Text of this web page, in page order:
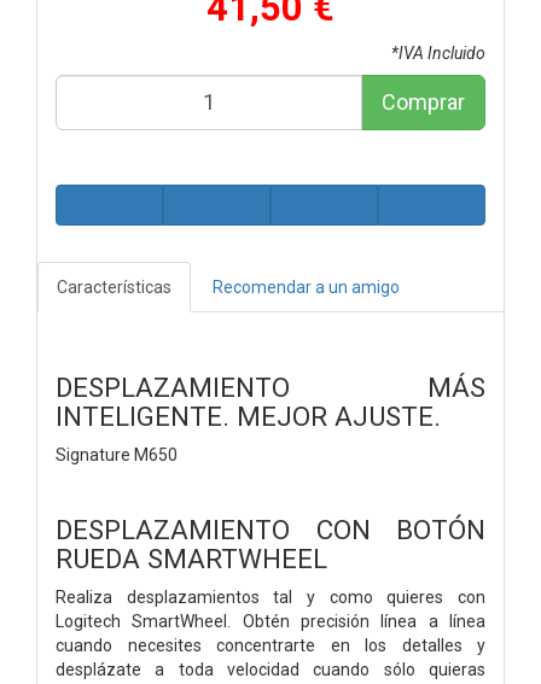
*IVA Incluido
Comprar
Características Recomendar a un amigo
DESPLAZAMIENTO MÁS
INTELIGENTE. MEJOR AJUSTE.
Signature M650
DESPLAZAMIENTO CON BOTÓN
RUEDA SMARTWHEEL
Realiza desplazamientos tal y como quieres con
Logitech SmartWheel. Obtén precisión línea a línea
cuando necesites concentrarte en los detalles y
desplázate a toda velocidad cuando sólo quieras